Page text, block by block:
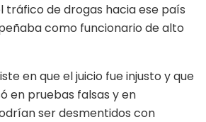
tráfico de drogas hacia ese país
como funcionario de alto
en que el juicio fue injusto y que
en pruebas falsas y en
ser desmentidos con